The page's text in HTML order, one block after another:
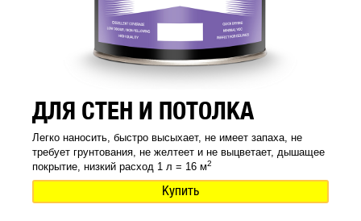
ДЛЯ СТЕН И ПОТОЛКА
Легко наносить, быстро высыхает, не имеет запаха, не
требует грунтования, не желтеет и не выцветает, дышащее
покрытие, низкий расход 1 л = 16 м2
Купить